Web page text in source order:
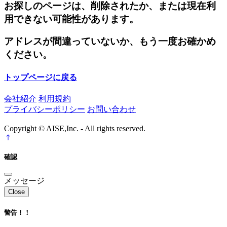
お探しのページは、削除されたか、または現在利
用できない可能性があります。
アドレスが間違っていないか、もう一度お確かめ
ください。
トップページに戻る
会社紹介 利用規約
プライバシーポリシー お問い合わせ
Copyright © AISE,Inc. - All rights reserved.
確認
メッセージ
Close
警告！！